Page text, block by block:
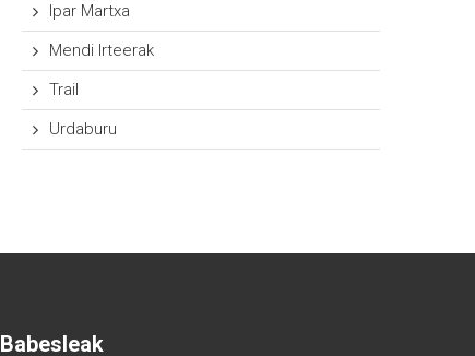
Ipar Martxa
Mendi Irteerak
Trail
Urdaburu
Babesleak